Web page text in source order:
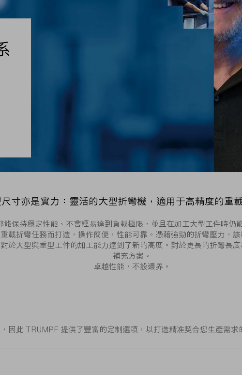
寸亦是實力：靈活的大型折彎機，適用于高精度的重
保持穩定性能、不會輕易達到負載極限，並且在加工大型工件時
載折彎任務而打造，操作簡便，性能可靠。憑藉強勁的折彎壓力，
於大型與重型工件的加工能力達到了新的高度。對於更長的折彎長
補充方案。
卓越性能，不設邊界。
因此 TRUMPF 提供了豐富的定制選項，以打造精准契合您生產需求